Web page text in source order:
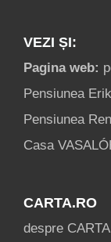
VEZI ȘI:
Pagina web:
Pensiunea
Pensiunea
Casa
CARTA.RO
despre